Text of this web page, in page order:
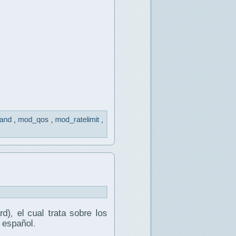
mod_qos mod_ratelimit
el cual trata sobre los